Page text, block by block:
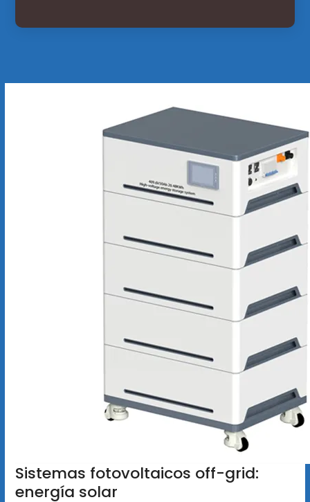
Sistemas fotovoltaicos off-grid:
energía solar